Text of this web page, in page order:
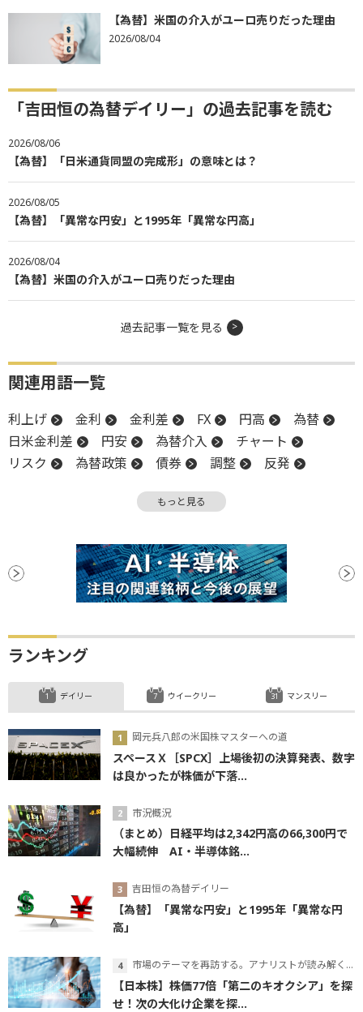
【為替】米国の介入がユーロ売りだった理由
2026/08/04
「吉田恒の為替デイリー」の過去記事を読む
2026/08/06
【為替】「日米通貨同盟の完成形」の意味とは？
2026/08/05
【為替】「異常な円安」と1995年「異常な円高」
2026/08/04
【為替】米国の介入がユーロ売りだった理由
過去記事一覧を見る
関連用語一覧
利上げ 金利 金利差 FX 円高
為替
日米金利差
円安 為替介入
チャート
リスク
為替政策 債券 調整
反発
もっと見る
ランキング
デイリー
岡元兵八郎の米国株マスターへの道
スペースＸ［SPCX］上場後初の決算発表、数字
は良かったが株価が下落...
市況概況
（まとめ）日経平均は2,342円高の66,300円で
大幅続伸 AI・半導体銘...
吉田恒の為替デイリー
【為替】「異常な円安」と1995年「異常な円
高」
市場のテーマを再訪する。アナリストが読み解くテーマの本質
【日本株】株価77倍「第二のキオクシア」を探
せ！次の大化け企業を探...
ウイークリー マンスリー